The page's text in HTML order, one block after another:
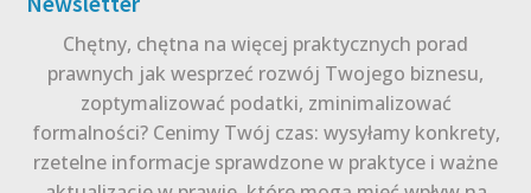
Chętny, chętna na więcej praktycznych porad
prawnych jak wesprzeć rozwój Twojego biznesu,
zoptymalizować podatki, zminimalizować
formalności? Cenimy Twój czas: wysyłamy konkrety,
rzetelne informacje sprawdzone w praktyce i ważne